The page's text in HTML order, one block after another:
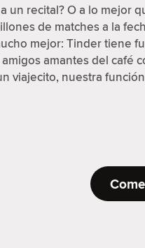
un recital? O a lo
de matches a la
mejor: Tinder tiene
amantes del
viajecito, nuestra